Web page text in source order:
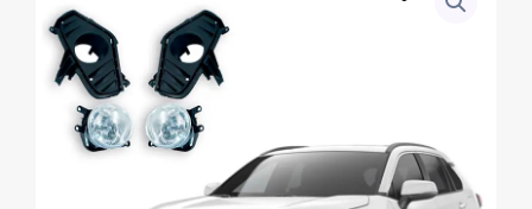
Toyota
Rav4
2019
Halógeno